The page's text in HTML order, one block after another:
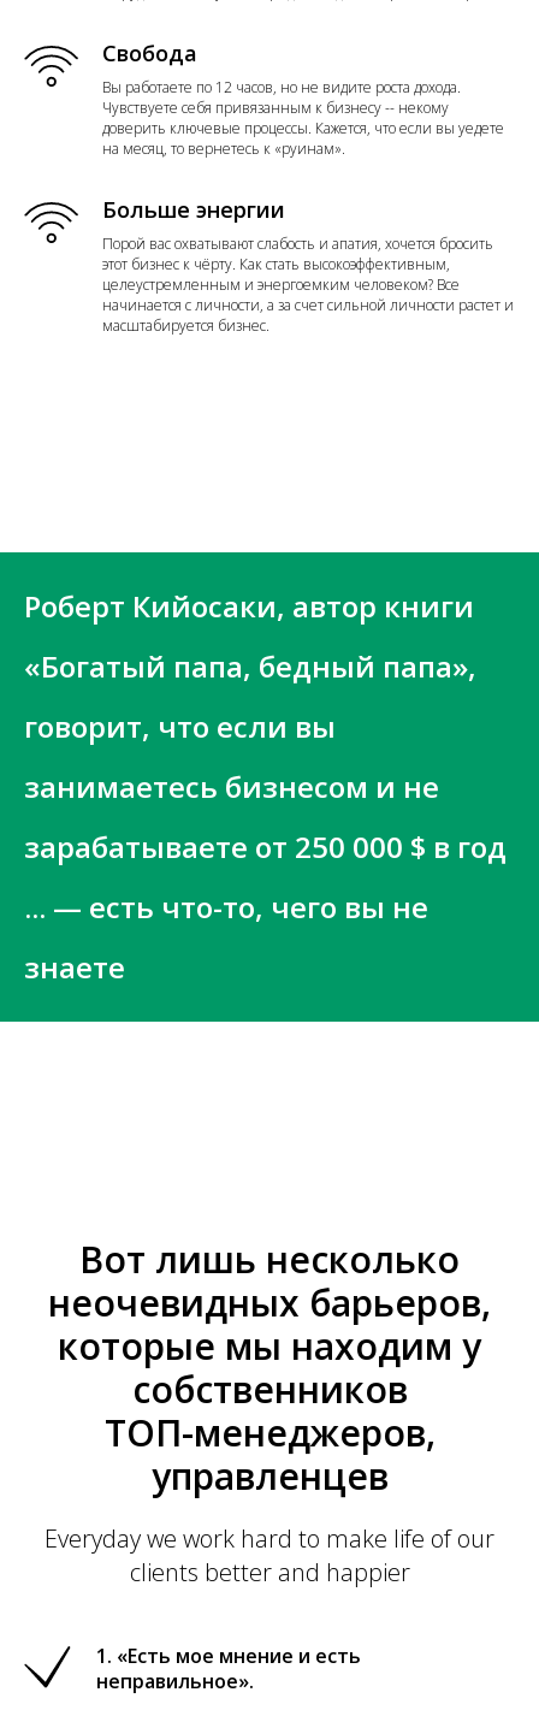
Свобода
Вы работаете по 12 часов, но не видите роста дохода.
Чувствуете себя привязанным к бизнесу -- некому
доверить ключевые процессы. Кажется, что если вы уедете
на месяц, то вернетесь к «руинам».
Больше энергии
Порой вас охватывают слабость и апатия, хочется бросить
этот бизнес к чёрту. Как стать высокоэффективным,
целеустремленным и энергоемким человеком? Все
начинается с личности, а за счет сильной личности растет и
масштабируется бизнес.
Роберт Кийосаки, автор книги
«Богатый папа, бедный папа»,
говорит, что если вы
занимаетесь бизнесом и не
зарабатываете от 250 000 $ в год
... — есть что-то, чего вы не
знаете
Вот лишь несколько
неочевидных барьеров,
которые мы находим у
собственников
ТОП-менеджеров,
управленцев
Everyday we work hard to make life of our
clients better and happier
1. «Есть мое мнение и есть
неправильное».